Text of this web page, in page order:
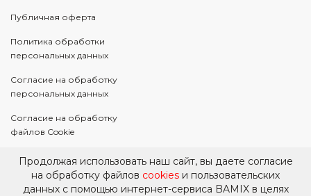
Публичная оферта
Политика обработки
персональных данных
Согласие на обработку
персональных данных
Согласие на обработку
файлов Cookie
Согласие на
информационную и
рекламную рассылку
Продолжая использовать наш сайт, вы даете согласие
на обработку файлов cookies и пользовательских
данных с помощью интернет-сервиса BAMIX в целях